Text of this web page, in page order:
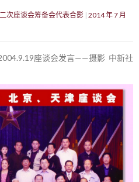
次座谈会筹备会代表合影 2014 年 7 月
座谈会发言——摄影 中新社